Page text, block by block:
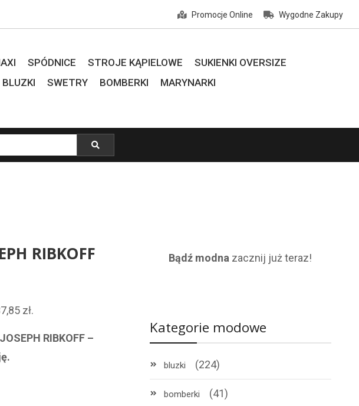
Promocje Online Wygodne Zakupy
SPÓDNICE STROJE KĄPIELOWE
SUKIENKI OVERSIZE
BLUZKI SWETRY BOMBERKI MARYNARKI
RIBKOFF
zł.
RIBKOFF –
Bądź modna zacznij już teraz!
Kategorie modowe
bluzki (224)
bomberki (41)